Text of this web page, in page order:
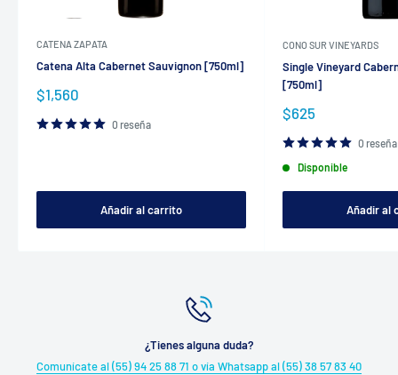
CATENA ZAPATA
Catena Alta Cabernet Sauvignon [750ml]
Precio
venta
$1,560
0 reseña
Añadir al carrito
CONO SUR VINEYARDS
Single Vineyard
[750ml]
Precio
venta
$625
0 reseña
Disponible
Añadir al
¿Tienes alguna duda?
Comunícate al (55) 94 25 88 71 o vía Whatsapp al (55) 38 57 83 40